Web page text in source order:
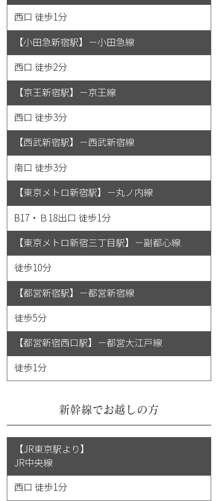
西口 徒歩1分
【小田急新宿駅】－小田急線
西口 徒歩2分
【京王新宿駅】－京王線
西口 徒歩3分
【西武新宿駅】－西武新宿線
南口 徒歩3分
【東京メトロ新宿駅】－丸ノ内線
B17・Ｂ18出口 徒歩1分
【東京メトロ新宿三丁目駅】－副都心線
徒歩10分
【都営新宿駅】－都営新宿線
徒歩5分
【都営新宿西口駅】－都営大江戸線
徒歩1分
新幹線でお越しの方
【JR東京駅より】
JR中央線
西口 徒歩1分